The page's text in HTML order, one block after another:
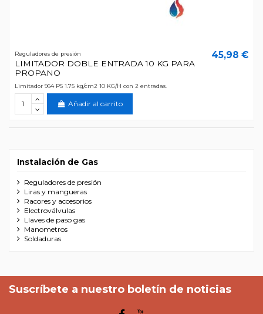
Reguladores de presión
LIMITADOR DOBLE ENTRADA 10 KG PARA
PROPANO
45,98 €
Limitador 964 PS 1.75 kg/cm2 10 KG/H con 2 entradas.
Añadir al carrito
Instalación de Gas
Reguladores de presión
Liras y mangueras
Racores y accesorios
Electroválvulas
Llaves de paso gas
Manometros
Soldaduras
Suscríbete a nuestro boletín de noticias